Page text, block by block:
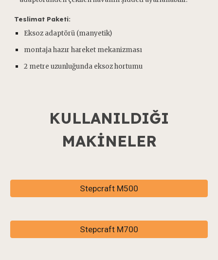
Teslimat Paketi:
Eksoz adaptörü (manyetik)
montaja hazır hareket mekanizması
2 metre uzunluğunda eksoz hortumu
KULLANILDIĞI
MAKİNELER
Stepcraft M500
Stepcraft M700